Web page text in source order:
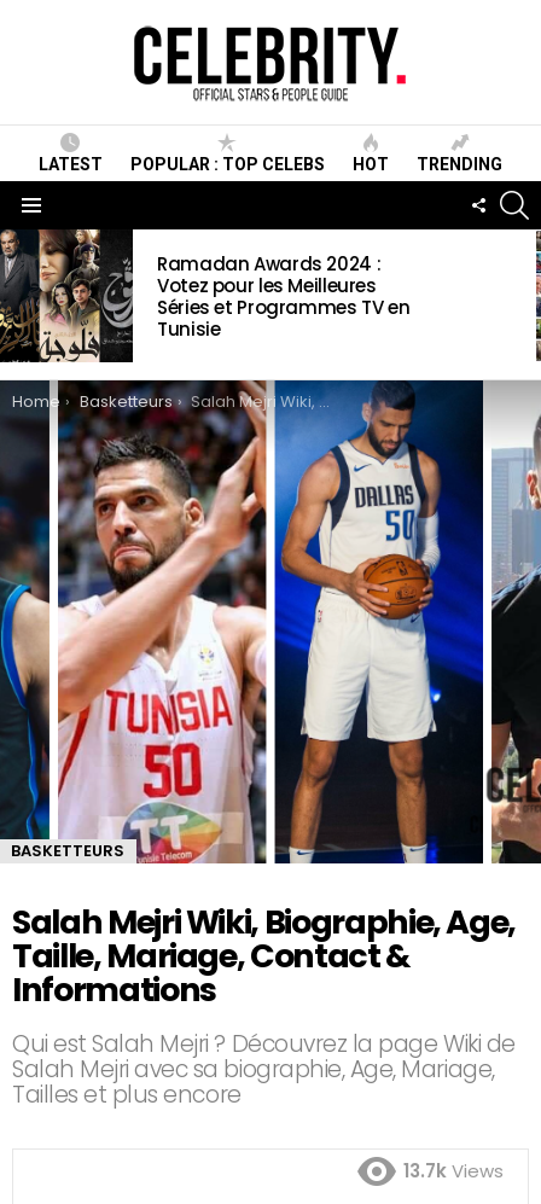
LATEST POPULAR : TOP CELEBS HOT TRENDING
LATEST
STORIES
Ramadan Awards 2024 :
Votez pour les Meilleures
Séries et Programmes TV en
Tunisie
You are here:
Home Basketteurs Salah Mejri Wiki, Biographie, Age, Taille, Mariage, Contact & Informations
BASKETTEURS
Salah Mejri Wiki, Biographie, Age,
Taille, Mariage, Contact &
Informations
Qui est Salah Mejri ? Découvrez la page Wiki de
Salah Mejri avec sa biographie, Age, Mariage,
Tailles et plus encore
13.7kViews